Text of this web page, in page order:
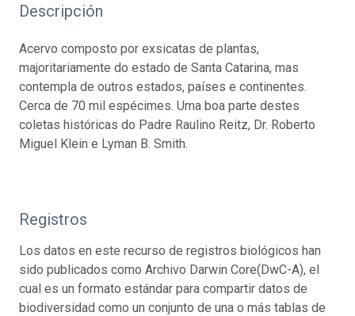
Descripción
Acervo composto por exsicatas de plantas,
majoritariamente do estado de Santa Catarina, mas
contempla de outros estados, países e continentes.
Cerca de 70 mil espécimes. Uma boa parte destes
coletas históricas do Padre Raulino Reitz, Dr. Roberto
Miguel Klein e Lyman B. Smith.
Registros
Los datos en este recurso de registros biológicos han
sido publicados como Archivo Darwin Core(DwC-A), el
cual es un formato estándar para compartir datos de
biodiversidad como un conjunto de una o más tablas de